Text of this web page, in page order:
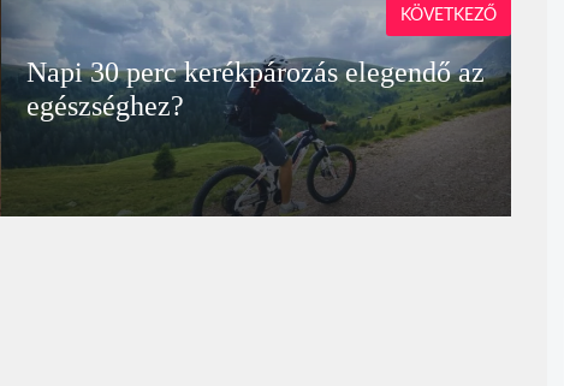
Napi 30 perc kerékpározás elegendő az
egészséghez?
KÖVETKEZŐ